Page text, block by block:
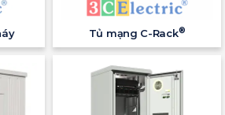
Tủ mạng C-Rack®